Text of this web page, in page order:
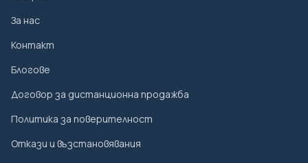
За нас
Контакт
Блогове
Договор за дистанционна продажба
Политика за поверителност
Откази и възстановявания